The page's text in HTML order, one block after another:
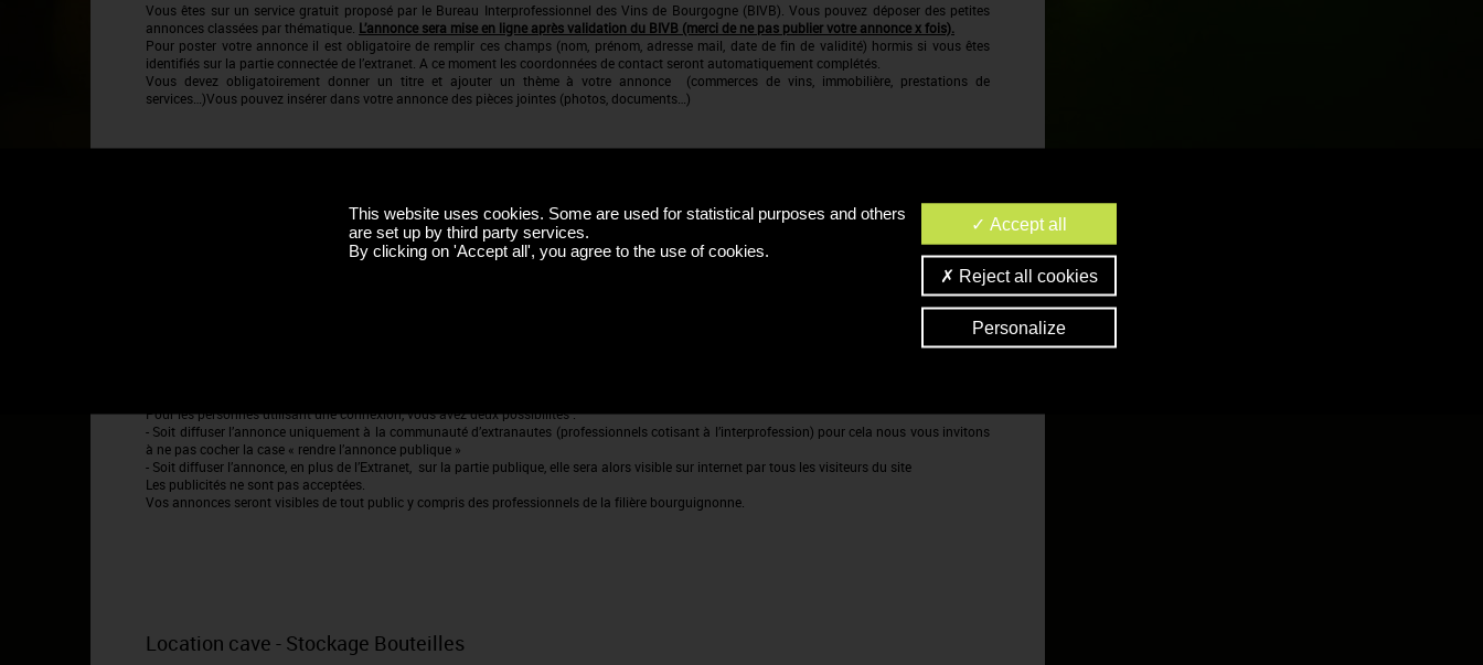
Vous êtes sur un service gratuit proposé par le Bureau Interprofessionnel des Vins de Bourgogne (BIVB). Vous pouvez déposer des petites
annonces classées par thématique. L’annonce sera mise en ligne après validation du BIVB (merci de ne pas publier votre annonce x fois).
Pour poster votre annonce il est obligatoire de remplir ces champs (nom, prénom, adresse mail, date de fin de validité) hormis si vous êtes
identifiés sur la partie connectée de l’extranet. A ce moment les coordonnées de contact seront automatiquement complétés.
Vous devez obligatoirement donner un titre et ajouter un thème à votre annonce (commerces de vins, immobilière, prestations de
services…)Vous pouvez insérer dans votre annonce des pièces jointes (photos, documents…)
Toutes les offres et recherches d’emploi nous vous invitons à publier directement sur le site VITABOURGOGNE :
https://www.vitabourgogne.com/
Pour les personnes utilisant une connexion, vous avez deux possibilités :
- Soit diffuser l’annonce uniquement à la communauté d’extranautes (professionnels cotisant à l’interprofession) pour cela nous vous invitons
à ne pas cocher la case « rendre l’annonce publique »
- Soit diffuser l’annonce, en plus de l’Extranet, sur la partie publique, elle sera alors visible sur internet par tous les visiteurs du site
Les publicités ne sont pas acceptées.
Vos annonces seront visibles de tout public y compris des professionnels de la filière bourguignonne.
Location cave - Stockage Bouteilles
This website uses cookies. Some are used for statistical purposes and others
are set up by third party services.
By clicking on 'Accept all', you agree to the use of cookies.
Accept all
Reject all cookies
Personalize